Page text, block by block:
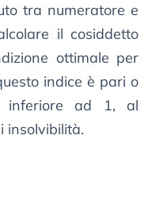
tra numeratore e
il cosiddetto
ottimale per
indice è pari o
inferiore ad 1, al
insolvibilità.